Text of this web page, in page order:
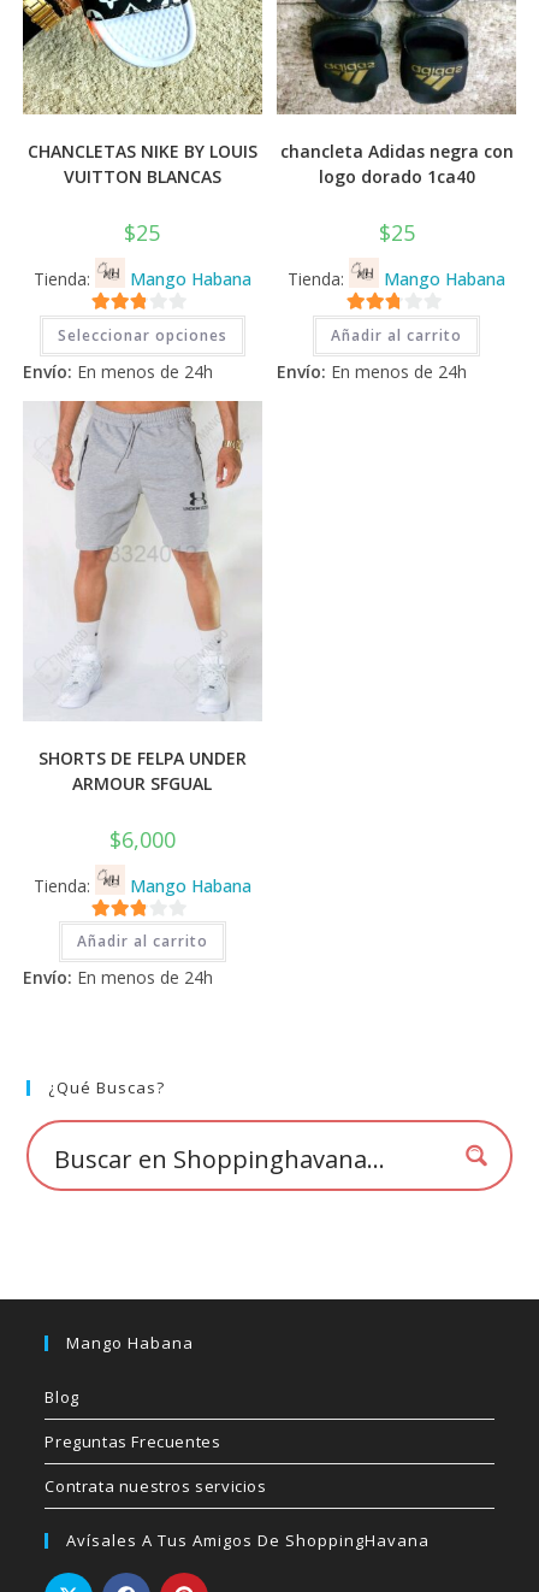
CHANCLETAS NIKE BY LOUIS
VUITTON BLANCAS
$25
Tienda: Mango Habana
2.71
de 5
Seleccionar opciones
Este
tiene
múltiples
Las
se
Envío: En menos de 24h
chancleta Adidas negra con
logo dorado 1ca40
$25
Tienda: Mango Habana
2.71
de 5
Añadir al carrito
Envío: En menos de 24h
SHORTS DE FELPA UNDER
ARMOUR SFGUAL
$6,000
Tienda: Mango Habana
2.71
de 5
Añadir al carrito
Envío: En menos de 24h
¿Qué Buscas?
Mango Habana
Blog
Preguntas Frecuentes
Contrata nuestros servicios
Avísales A Tus Amigos De ShoppingHavana